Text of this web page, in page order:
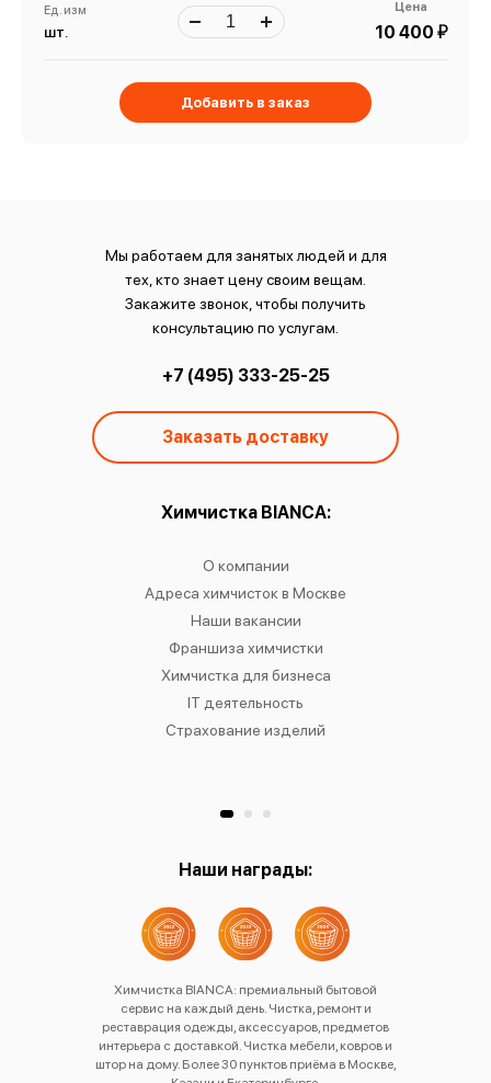
Ед. изм
шт.
Цена
10 400 й
Добавить в заказ
Мы работаем для занятых людей и для
тех, кто знает цену своим вещам.
Закажите звонок, чтобы получить
консультацию по услугам.
+7 (495) 333-25-25
Заказать доставку
Химчистка BIANCA:
О компании
Адреса химчисток в Москве
Наши вакансии
Франшиза химчистки
Химчистка для бизнеса
IT деятельность
Страхование изделий
Наши награды:
Химчистка BIANCA: премиальный бытовой
сервис на каждый день. Чистка, ремонт и
реставрация одежды, аксессуаров, предметов
интерьера с доставкой. Чистка мебели, ковров и
штор на дому. Более 30 пунктов приёма в Москве,